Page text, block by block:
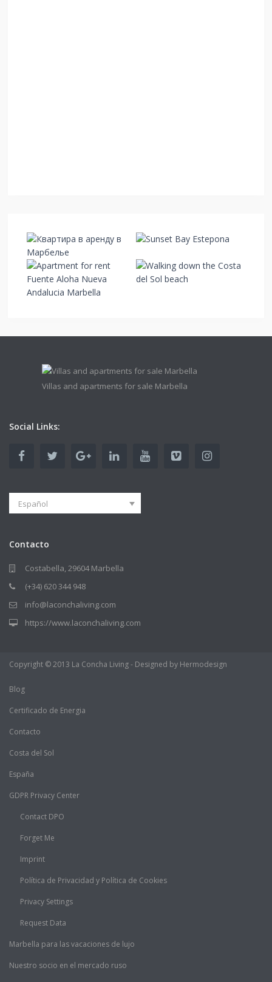
Villas and apartments for sale Marbella
Social Links:
Español
Contacto
Costabella, 29604 Marbella
(+34) 620 344 948
info@laconchaliving.com
https://www.laconchaliving.com
Copyright © 2013 La Concha Living - Designed by Hermodesign
Blog
Certificado de Energia
Contacto
Costa del Sol
España
GDPR Privacy Center
Contact DPO
Forget Me
Imprint
Política de Privacidad y Política de Cookies
Privacy Settings
Request Data
Marbella para las vacaciones de lujo
Nuestro socio en el mercado ruso